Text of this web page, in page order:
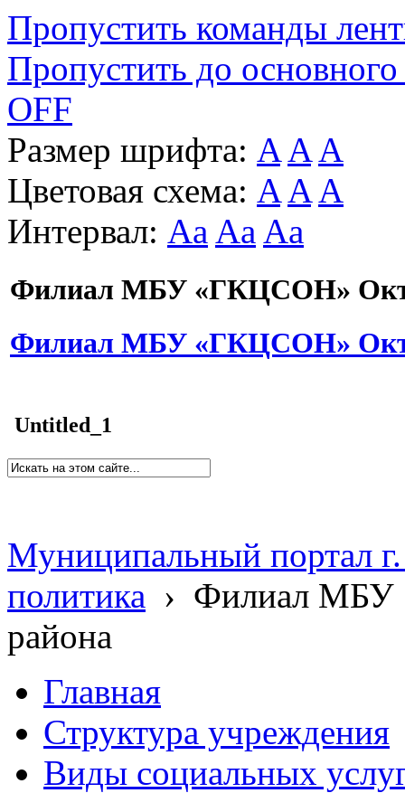
Пропустить команды
Пропустить до основного
OFF
Размер шрифта: A A A
Цветовая схема: A A A
Интервал: Aa Aa Aa
Филиал МБУ «ГКЦСОН»
Филиал МБУ «ГКЦСОН»
Untitled_1
Муниципальный портал
политика › Филиал МБУ
района
Главная
Структура учреждения
Виды социальных